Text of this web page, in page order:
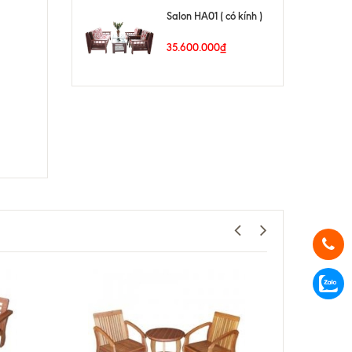
Salon HA01 ( có kính )
35.600.000₫